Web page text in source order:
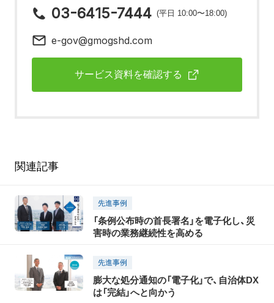
03-6415-7444 (平日 10:00〜18:00)
e-gov@gmogshd.com
サービス資料を確認する
関連記事
先進事例
「条例公布時の首長署名」を電子化し、災
害時の業務継続性を高める
先進事例
膨大な処分通知の「電子化」で、自治体DX
は「完結」へと向かう